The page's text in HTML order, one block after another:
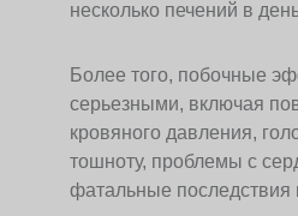
несколько печений в
Более того, побочные
серьезными, включая
кровяного давления,
тошноту, проблемы с
фатальные последствия